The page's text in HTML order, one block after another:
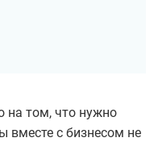
на том, что нужно
вместе с бизнесом не